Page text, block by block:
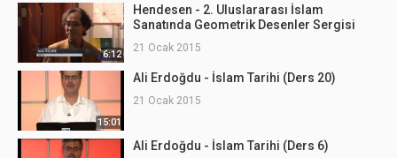
6:12
Hendesen - 2. Uluslararası İslam
Sanatında Geometrik Desenler Sergisi
21 Ocak 2015
15:01
Ali Erdoğdu - İslam Tarihi (Ders 20)
21 Ocak 2015
Ali Erdoğdu - İslam Tarihi (Ders 6)